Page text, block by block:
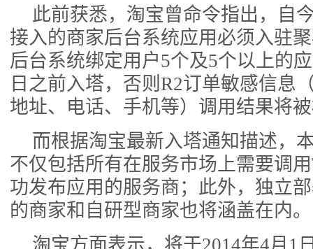
此前获悉，淘宝曾命令指出，自
接入的商家后台系统应用必须入驻
后台系统绑定用户5个及5个以上的
日之前入塔，否则R2订单敏感信息
地址、电话、手机等）调用结果将
而根据淘宝最新入塔通知描述，
不仅包括所有在服务市场上需要调
功发布应用的服务商；此外，独立
的商家和自研型商家也将涵盖在内。
淘宝方面表示，将于2014年4月1